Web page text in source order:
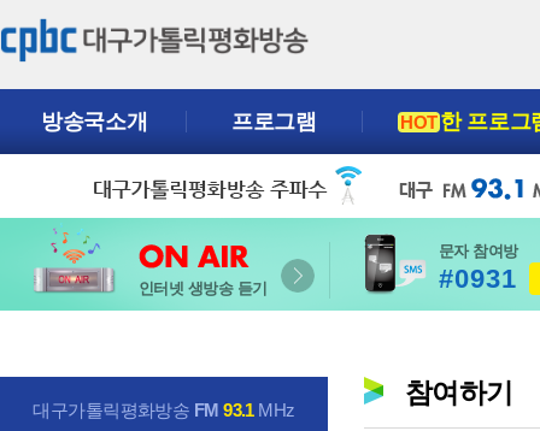
방송국소개 프로그램 HOT한 프로그
인터넷 생방송 듣기
문자 참여방
#0931
대구가톨릭평화방송 FM93.1MHz
참여하기